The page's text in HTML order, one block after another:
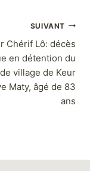
SUIVANT
Chérif Lô: décès
en détention du
village de Keur
Maty, âgé de 83
ans